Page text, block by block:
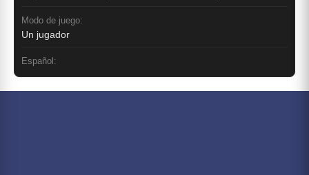
Modo de juego:
Un jugador
Español: